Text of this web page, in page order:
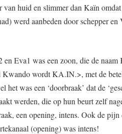
huid en slimmer dan Kaïn
werd aanbeden door schepper en
en Eva1 was een zoon, die de naam
wordt KA.IN.>, met de
het was een ‘doorbraak’ dat de
werden, die op hun beurt zelf
een opening, intens. Ook de pijn
(opening) was intens!